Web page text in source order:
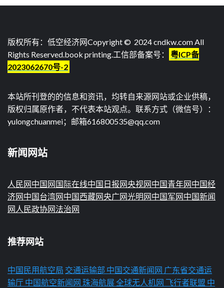
版权所有：低空经济网Copyright © 2024 cndkw.com All
Rights Reserved.book printing.工信部备案号：
粤ICP备
2023062670号-2
本站所刊登的的信息和资讯，均转自来源网站或企业供稿，
版权归属原作者，不代表本站观点。联系方式（微信号）：
yulongchuanmei；邮箱616800535@qq.com
新闻网站
人民网中国网 国际在线中国日报网央视网中国青年网中国经
济网中国台湾网中国西藏网央广网光明网中国军网中国新闻
网 人民政协网法治网
推荐网站
中国民用航空局 交通运输部 中国交通新闻网 广东省交通运
输厅 中国航空新闻网 珠海航展全球无人机网 飞行者联盟 中